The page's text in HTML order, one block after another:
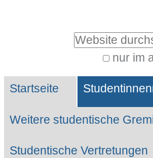
Website durchsuchen
nur im
Suche…
Sektionen
Startseite
Weitere studentische
Studentische Vertretungen